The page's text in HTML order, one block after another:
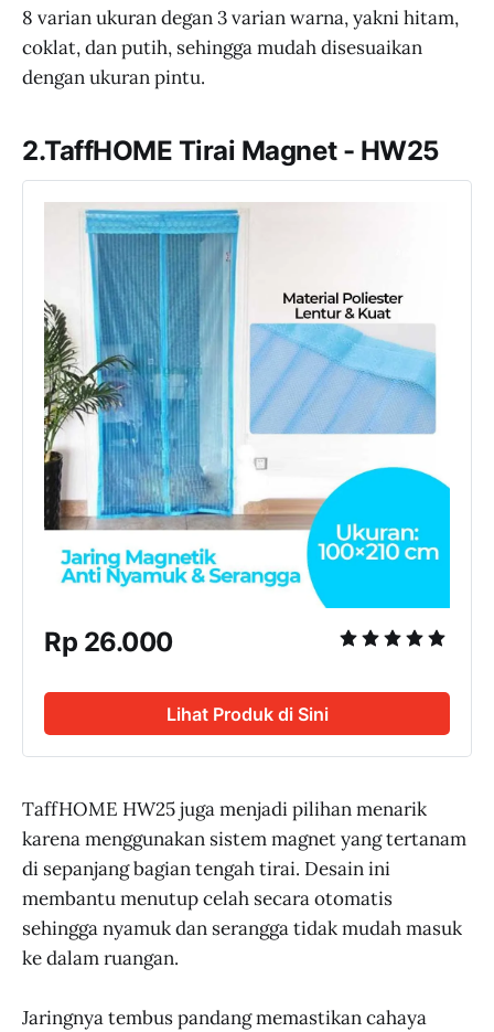
8 varian ukuran degan 3 varian warna, yakni hitam,
coklat, dan putih, sehingga mudah disesuaikan
dengan ukuran pintu.
2.TaffHOME Tirai Magnet - HW25
Rp 26.000
Lihat Produk di Sini
TaffHOME HW25 juga menjadi pilihan menarik
karena menggunakan sistem magnet yang tertanam
di sepanjang bagian tengah tirai. Desain ini
membantu menutup celah secara otomatis
sehingga nyamuk dan serangga tidak mudah masuk
ke dalam ruangan.
Jaringnya tembus pandang memastikan cahaya